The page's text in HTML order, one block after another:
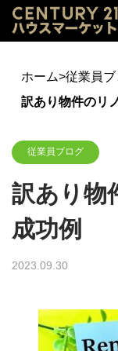
ホーム>従業員
訳あり物件のリ
従業員ブログ
訳あり物
成功例
2023.09.30